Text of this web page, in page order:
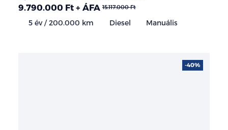
9.790.000 Ft + ÁFA 15.117.000 Ft
5 év / 200.000 km Diesel Manuális
-40%